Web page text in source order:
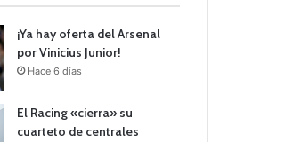
¡Ya hay oferta del Arsenal
por Vinicius Junior!
Hace 6 días
El Racing «cierra» su
cuarteto de centrales